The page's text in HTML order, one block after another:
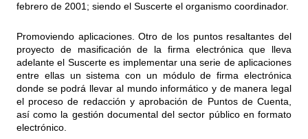
febrero de 2001; siendo el Suscerte el organismo coordinador.
Promoviendo aplicaciones. Otro de los puntos resaltantes del
proyecto de masificación de la firma electrónica que lleva
adelante el Suscerte es implementar una serie de aplicaciones
entre ellas un sistema con un módulo de firma electrónica
donde se podrá llevar al mundo informático y de manera legal
el proceso de redacción y aprobación de Puntos de Cuenta,
así como la gestión documental del sector público en formato
electrónico.